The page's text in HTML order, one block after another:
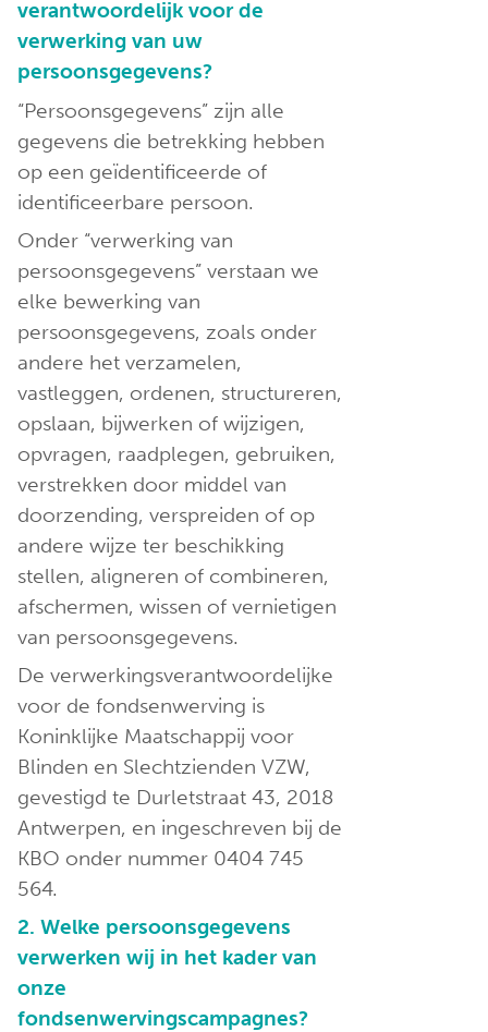
verantwoordelijk voor de
verwerking van uw
persoonsgegevens?
“Persoonsgegevens” zijn alle
gegevens die betrekking hebben
op een geïdentificeerde of
identificeerbare persoon.
Onder “verwerking van
persoonsgegevens” verstaan we
elke bewerking van
persoonsgegevens, zoals onder
andere het verzamelen,
vastleggen, ordenen, structureren,
opslaan, bijwerken of wijzigen,
opvragen, raadplegen, gebruiken,
verstrekken door middel van
doorzending, verspreiden of op
andere wijze ter beschikking
stellen, aligneren of combineren,
afschermen, wissen of vernietigen
van persoonsgegevens.
De verwerkingsverantwoordelijke
voor de fondsenwerving is
Koninklijke Maatschappij voor
Blinden en Slechtzienden VZW,
gevestigd te Durletstraat 43, 2018
Antwerpen, en ingeschreven bij de
KBO onder nummer 0404 745
564.
2. Welke persoonsgegevens
verwerken wij in het kader van
onze
fondsenwervingscampagnes?